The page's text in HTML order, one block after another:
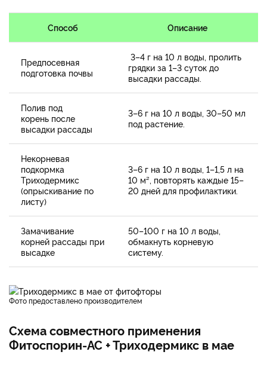
Способ Описание
Предпосевная
подготовка почвы
3–4 г на 10 л воды, пролить
грядки за 1–3 суток до
высадки рассады.
Полив под
корень после
высадки рассады
3–6 г на 10 л воды, 30–50 мл
под растение.
Некорневая
подкормка
Триходермикс
(опрыскивание по
листу)
3–6 г на 10 л воды, 1–1,5 л на
10 м², повторять каждые 15–
20 дней для профилактики.
Замачивание
корней рассады при
высадке
50–100 г на 10 л воды,
обмакнуть корневую
систему.
фото предоставлено производителем
Схема совместного применения
Фитоспорин-АС + Триходермикс в мае